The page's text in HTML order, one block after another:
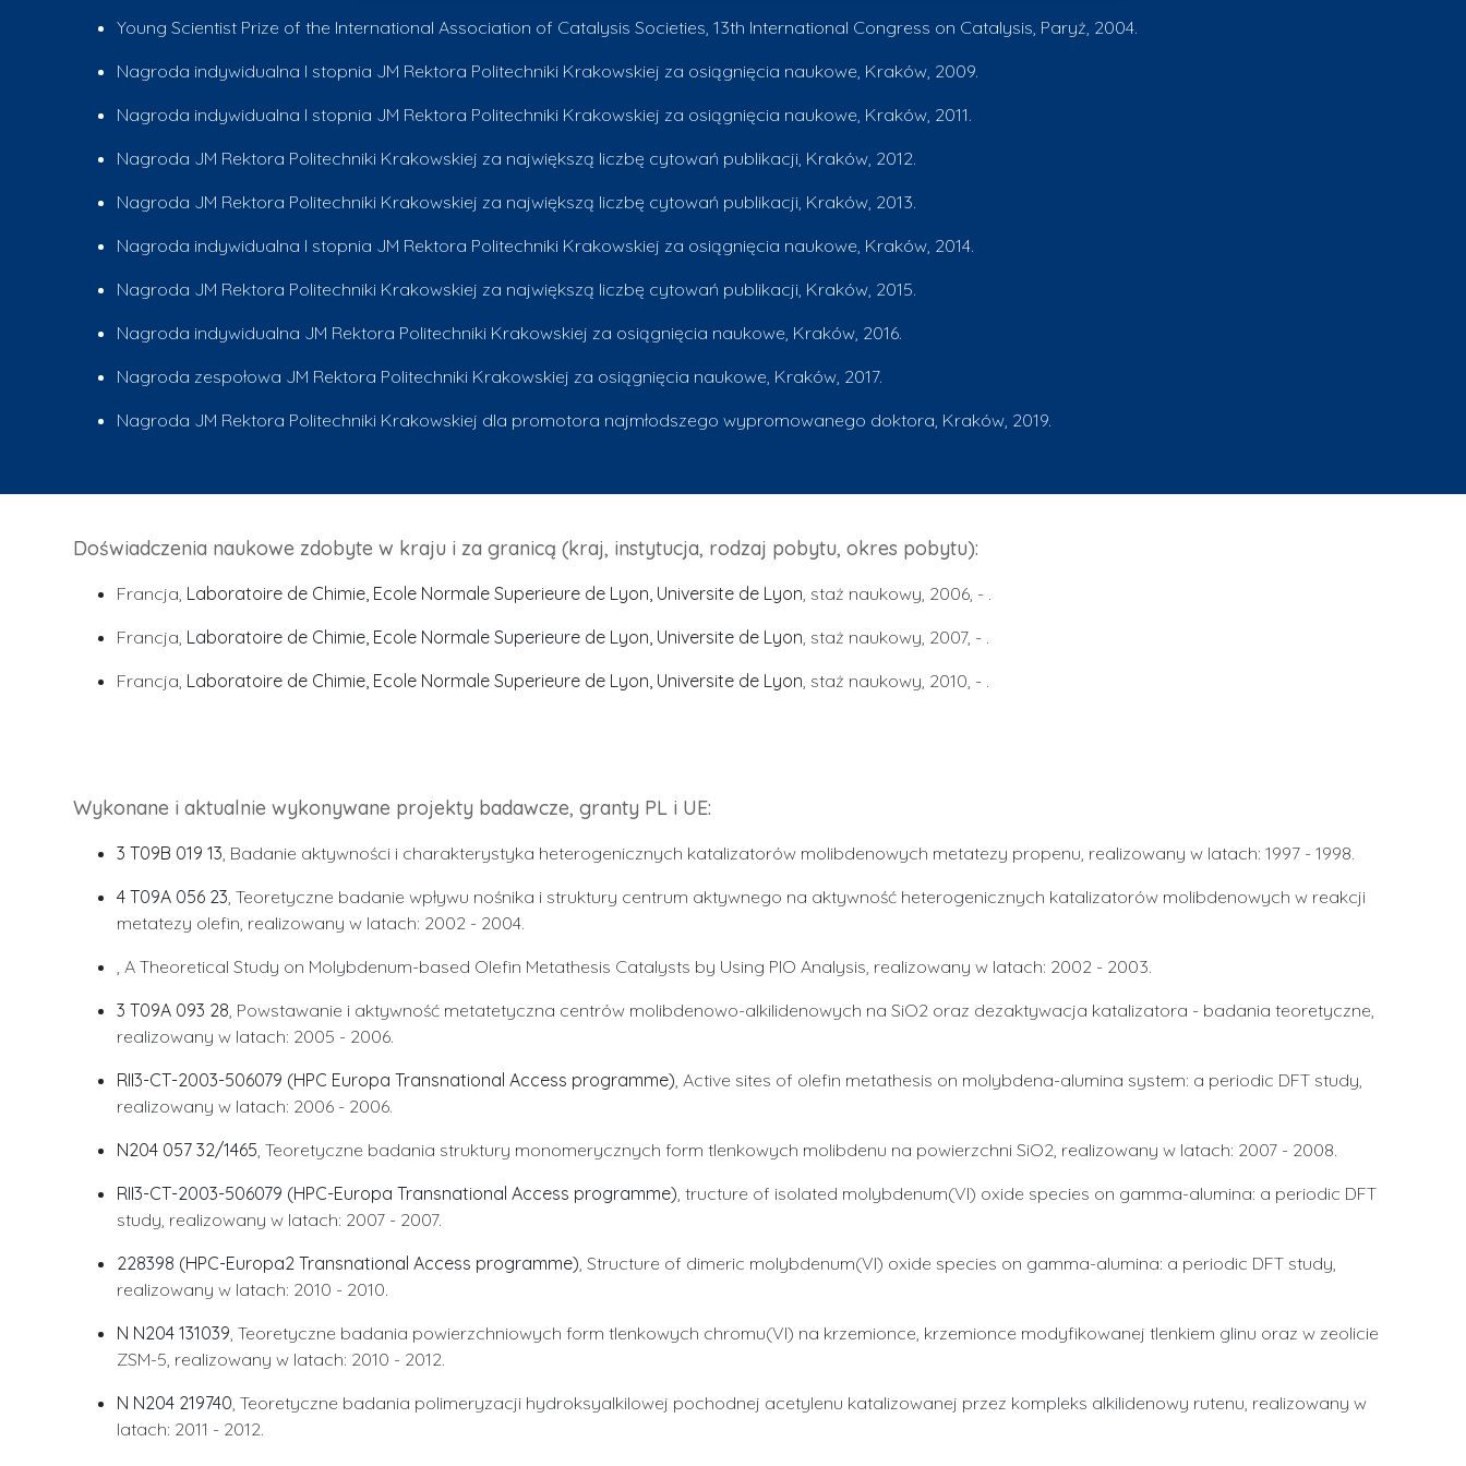
Young Scientist Prize of the International Association of Catalysis Societies, 13th International Congress on Catalysis, Paryż, 2004.
Nagroda indywidualna I stopnia JM Rektora Politechniki Krakowskiej za osiągnięcia naukowe, Kraków, 2009.
Nagroda indywidualna I stopnia JM Rektora Politechniki Krakowskiej za osiągnięcia naukowe, Kraków, 2011.
Nagroda JM Rektora Politechniki Krakowskiej za największą liczbę cytowań publikacji, Kraków, 2012.
Nagroda JM Rektora Politechniki Krakowskiej za największą liczbę cytowań publikacji, Kraków, 2013.
Nagroda indywidualna I stopnia JM Rektora Politechniki Krakowskiej za osiągnięcia naukowe, Kraków, 2014.
Nagroda JM Rektora Politechniki Krakowskiej za największą liczbę cytowań publikacji, Kraków, 2015.
Nagroda indywidualna JM Rektora Politechniki Krakowskiej za osiągnięcia naukowe, Kraków, 2016.
Nagroda zespołowa JM Rektora Politechniki Krakowskiej za osiągnięcia naukowe, Kraków, 2017.
Nagroda JM Rektora Politechniki Krakowskiej dla promotora najmłodszego wypromowanego doktora, Kraków, 2019.
Doświadczenia naukowe zdobyte w kraju i za granicą (kraj, instytucja, rodzaj pobytu, okres pobytu):
Francja, Laboratoire de Chimie, Ecole Normale Superieure de Lyon, Universite de Lyon, staż naukowy, 2006, - .
Francja, Laboratoire de Chimie, Ecole Normale Superieure de Lyon, Universite de Lyon, staż naukowy, 2007, - .
Francja, Laboratoire de Chimie, Ecole Normale Superieure de Lyon, Universite de Lyon, staż naukowy, 2010, - .
Wykonane i aktualnie wykonywane projekty badawcze, granty PL i UE:
3 T09B 019 13, Badanie aktywności i charakterystyka heterogenicznych katalizatorów molibdenowych metatezy propenu, realizowany w latach: 1997 - 1998.
4 T09A 056 23, Teoretyczne badanie wpływu nośnika i struktury centrum aktywnego na aktywność heterogenicznych katalizatorów molibdenowych w reakcji
metatezy olefin, realizowany w latach: 2002 - 2004.
, A Theoretical Study on Molybdenum-based Olefin Metathesis Catalysts by Using PIO Analysis, realizowany w latach: 2002 - 2003.
3 T09A 093 28, Powstawanie i aktywność metatetyczna centrów molibdenowo-alkilidenowych na SiO2 oraz dezaktywacja katalizatora - badania teoretyczne,
realizowany w latach: 2005 - 2006.
RII3-CT-2003-506079 (HPC Europa Transnational Access programme), Active sites of olefin metathesis on molybdena-alumina system: a periodic DFT study,
realizowany w latach: 2006 - 2006.
N204 057 32/1465, Teoretyczne badania struktury monomerycznych form tlenkowych molibdenu na powierzchni SiO2, realizowany w latach: 2007 - 2008.
RII3-CT-2003-506079 (HPC-Europa Transnational Access programme), tructure of isolated molybdenum(VI) oxide species on gamma-alumina: a periodic DFT
study, realizowany w latach: 2007 - 2007.
228398 (HPC-Europa2 Transnational Access programme), Structure of dimeric molybdenum(VI) oxide species on gamma-alumina: a periodic DFT study,
realizowany w latach: 2010 - 2010.
N N204 131039, Teoretyczne badania powierzchniowych form tlenkowych chromu(VI) na krzemionce, krzemionce modyfikowanej tlenkiem glinu oraz w zeolicie
ZSM-5, realizowany w latach: 2010 - 2012.
N N204 219740, Teoretyczne badania polimeryzacji hydroksyalkilowej pochodnej acetylenu katalizowanej przez kompleks alkilidenowy rutenu, realizowany w
latach: 2011 - 2012.